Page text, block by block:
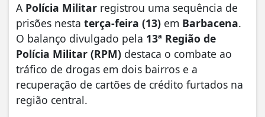
A Polícia Militar registrou uma sequência de
prisões nesta terça-feira (13) em Barbacena.
O balanço divulgado pela 13ª Região de
Polícia Militar (RPM) destaca o combate ao
tráfico de drogas em dois bairros e a
recuperação de cartões de crédito furtados na
região central.